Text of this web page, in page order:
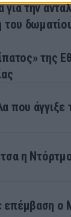
την
του
της
που άγγιξε
η
ο